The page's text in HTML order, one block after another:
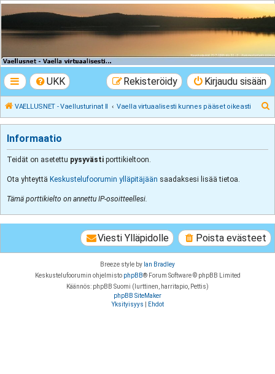
VAELLUSNET -
Vaellusturinat II
UKK Kirjaudu sisään
Rekisteröidy
VAELLUSNET - Vaellusturinat II Vaella virtuaalisesti kunnes pääset oikeasti
Informaatio
Teidät on asetettu pysyvästi porttikieltoon.
Ota yhteyttä Keskustelufoorumin ylläpitäjään saadaksesi lisää tietoa.
Tämä porttikielto on annettu IP-osoitteellesi.
Poista evästeet
Viesti Ylläpidolle
Breeze style by Ian Bradley
Keskustelufoorumin ohjelmisto phpBB® Forum Software © phpBB Limited
Käännös: phpBB Suomi (lurttinen, harritapio, Pettis)
phpBB SiteMaker
Yksityisyys
Ehdot